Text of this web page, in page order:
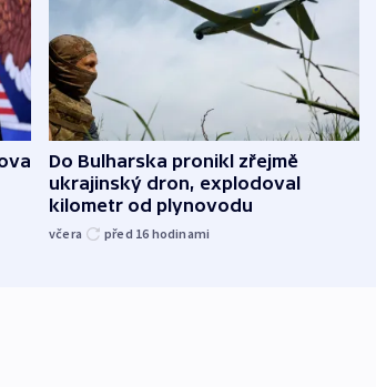
Do Bulharska pronikl zřejmě
ukrajinský dron, explodoval
kilometr od plynovodu
včera před 16 hodinami